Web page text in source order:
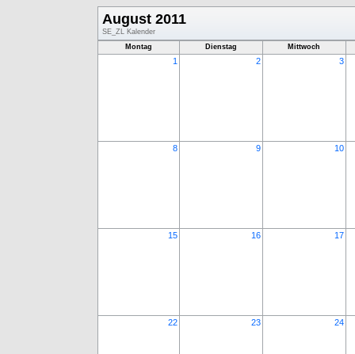
August 2011
SE_ZL Kalender
Montag
Dienstag Mittwoch
1 2 3
8 9 10
15 16 17
22 23 24